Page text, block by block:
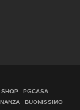
SHOP
PGCASA
BUONISSIMO